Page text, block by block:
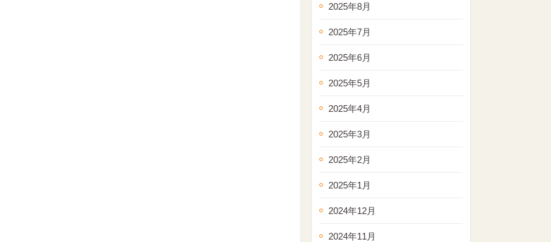
2025年8月
2025年7月
2025年6月
2025年5月
2025年4月
2025年3月
2025年2月
2025年1月
2024年12月
2024年11月